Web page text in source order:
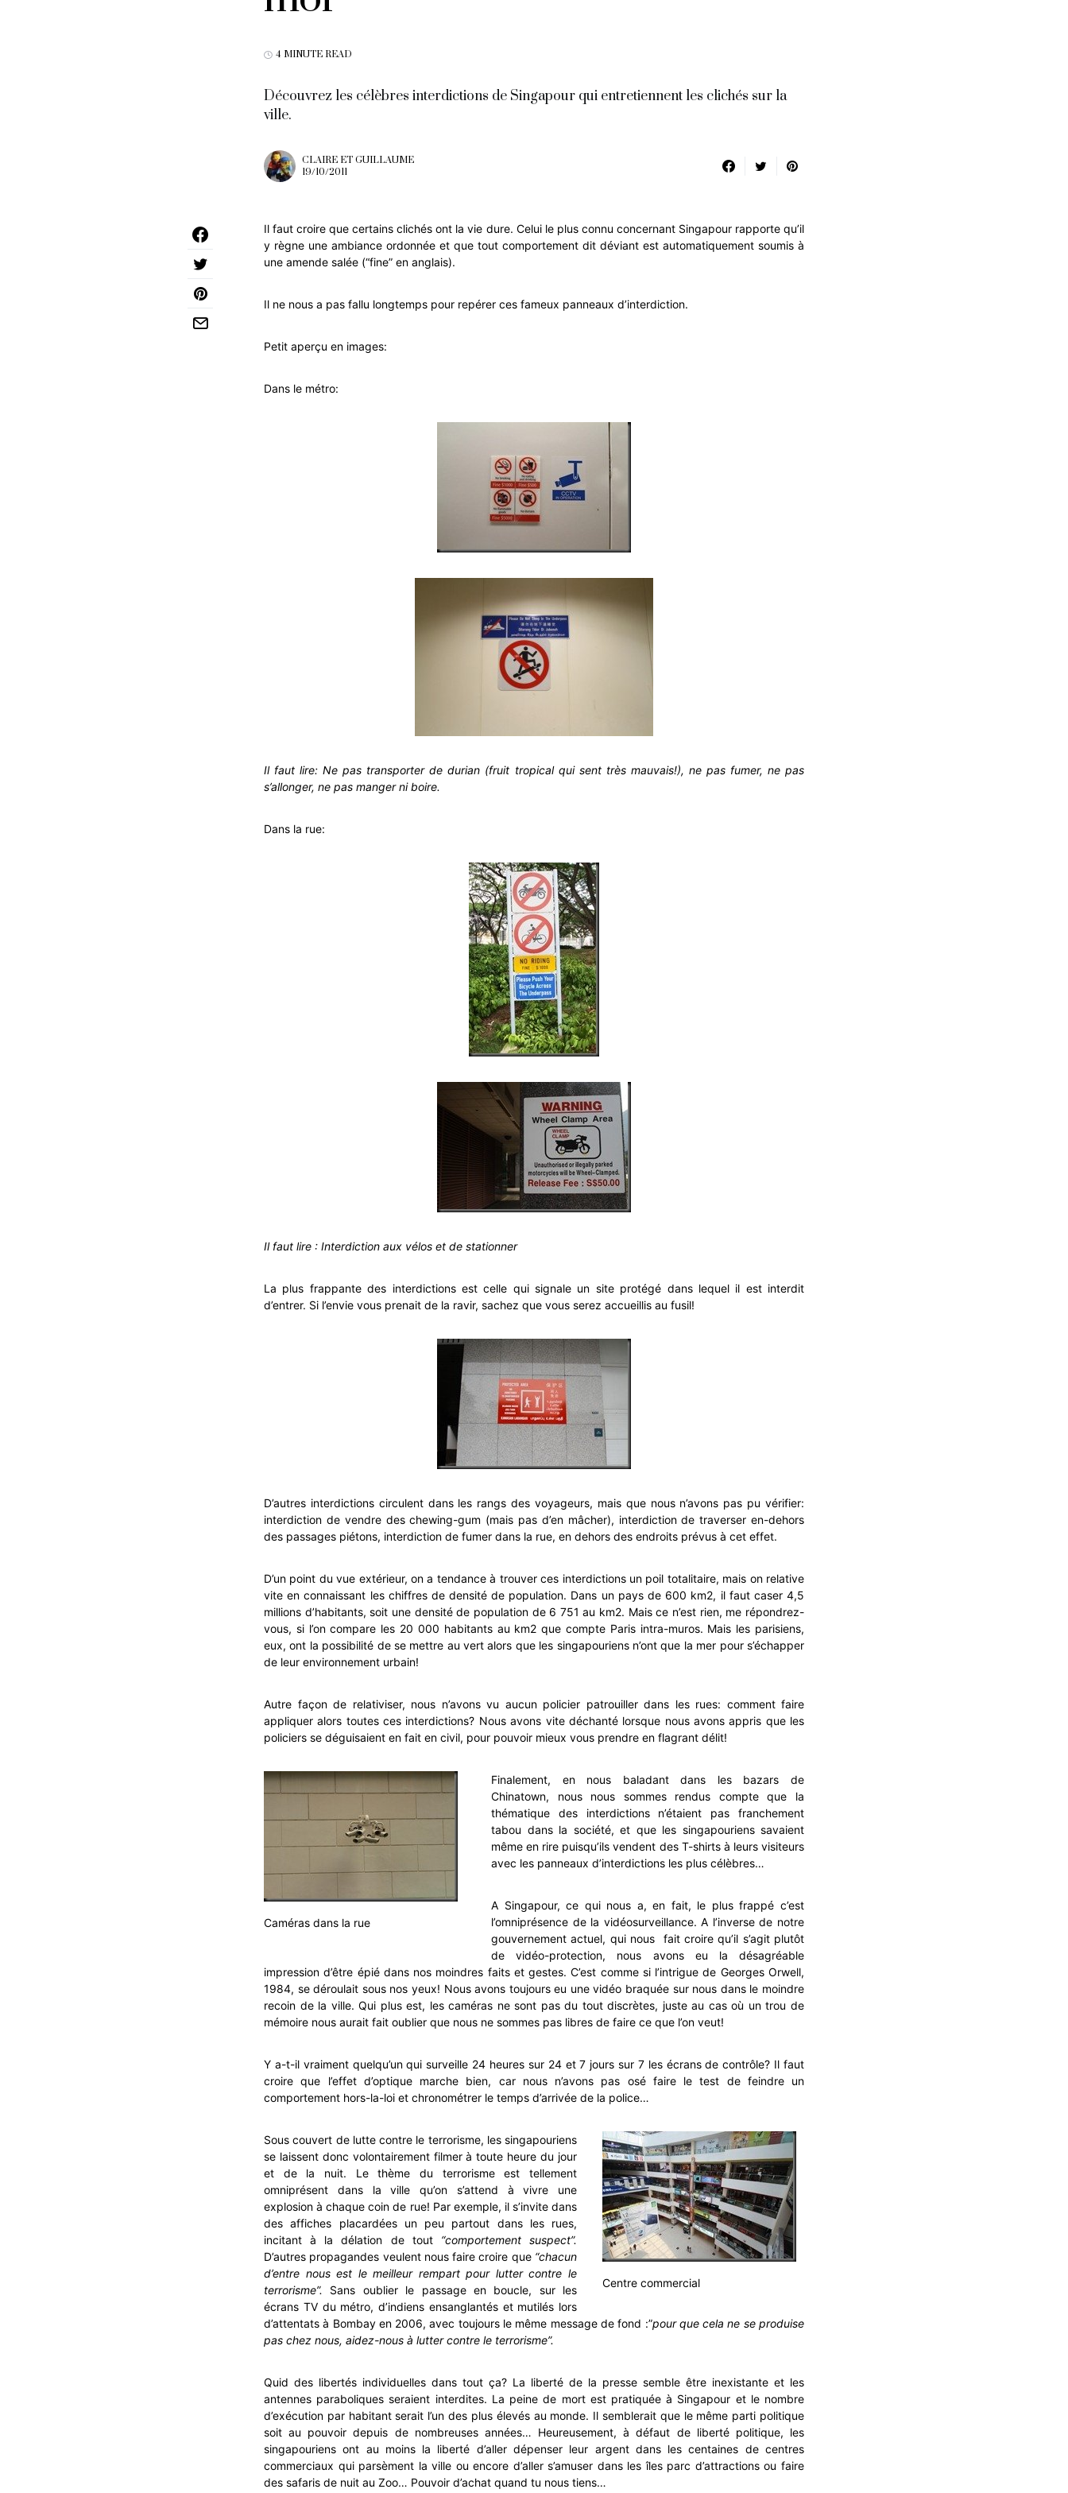
4 MINUTE READ
Découvrez les célèbres interdictions de Singapour qui entretiennent les clichés sur la
ville.
CLAIRE ET GUILLAUME
19/10/2011
Il faut croire que certains clichés ont la vie dure. Celui le plus connu concernant Singapour rapporte qu’il
y règne une ambiance ordonnée et que tout comportement dit déviant est automatiquement soumis à
une amende salée (“fine” en anglais).
Il ne nous a pas fallu longtemps pour repérer ces fameux panneaux d’interdiction.
Petit aperçu en images:
Dans le métro:
Il faut lire: Ne pas transporter de durian (fruit tropical qui sent très mauvais!), ne pas fumer, ne pas
s’allonger, ne pas manger ni boire.
Dans la rue:
Il faut lire : Interdiction aux vélos et de stationner
La plus frappante des interdictions est celle qui signale un site protégé dans lequel il est interdit
d’entrer. Si l’envie vous prenait de la ravir, sachez que vous serez accueillis au fusil!
D’autres interdictions circulent dans les rangs des voyageurs, mais que nous n’avons pas pu vérifier:
interdiction de vendre des chewing-gum (mais pas d’en mâcher), interdiction de traverser en-dehors
des passages piétons, interdiction de fumer dans la rue, en dehors des endroits prévus à cet effet.
D’un point du vue extérieur, on a tendance à trouver ces interdictions un poil totalitaire, mais on relative
vite en connaissant les chiffres de densité de population. Dans un pays de 600 km2, il faut caser 4,5
millions d’habitants, soit une densité de population de 6 751 au km2. Mais ce n’est rien, me répondrez-
vous, si l’on compare les 20 000 habitants au km2 que compte Paris intra-muros. Mais les parisiens,
eux, ont la possibilité de se mettre au vert alors que les singapouriens n’ont que la mer pour s’échapper
de leur environnement urbain!
Autre façon de relativiser, nous n’avons vu aucun policier patrouiller dans les rues: comment faire
appliquer alors toutes ces interdictions? Nous avons vite déchanté lorsque nous avons appris que les
policiers se déguisaient en fait en civil, pour pouvoir mieux vous prendre en flagrant délit!
Caméras dans la rue
Finalement, en nous baladant dans les bazars de
Chinatown, nous nous sommes rendus compte que la
thématique des interdictions n’étaient pas franchement
tabou dans la société, et que les singapouriens savaient
même en rire puisqu’ils vendent des T-shirts à leurs visiteurs
avec les panneaux d’interdictions les plus célèbres…
A Singapour, ce qui nous a, en fait, le plus frappé c’est
l’omniprésence de la vidéosurveillance. A l’inverse de notre
gouvernement actuel, qui nous fait croire qu’il s’agit plutôt
de vidéo-protection, nous avons eu la désagréable
impression d’être épié dans nos moindres faits et gestes. C’est comme si l’intrigue de Georges Orwell,
1984, se déroulait sous nos yeux! Nous avons toujours eu une vidéo braquée sur nous dans le moindre
recoin de la ville. Qui plus est, les caméras ne sont pas du tout discrètes, juste au cas où un trou de
mémoire nous aurait fait oublier que nous ne sommes pas libres de faire ce que l’on veut!
Y a-t-il vraiment quelqu’un qui surveille 24 heures sur 24 et 7 jours sur 7 les écrans de contrôle? Il faut
croire que l’effet d’optique marche bien, car nous n’avons pas osé faire le test de feindre un
comportement hors-la-loi et chronométrer le temps d’arrivée de la police…
Centre commercial
Sous couvert de lutte contre le terrorisme, les singapouriens
se laissent donc volontairement filmer à toute heure du jour
et de la nuit. Le thème du terrorisme est tellement
omniprésent dans la ville qu’on s’attend à vivre une
explosion à chaque coin de rue! Par exemple, il s’invite dans
des affiches placardées un peu partout dans les rues,
incitant à la délation de tout“comportement suspect”.
D’autres propagandes veulent nous faire croire que “chacun
d’entre nous est le meilleur rempart pour lutter contre le
terrorisme”.
Sans oublier le passage en boucle, sur les
écrans TV du métro, d’indiens ensanglantés et mutilés lors
d’attentats à Bombay en 2006, avec toujours le même message de fond :”pour que cela ne se produise
pas chez nous, aidez-nous à lutter contre le terrorisme”.
Quid des libertés individuelles dans tout ça? La liberté de la presse semble être inexistante et les
antennes paraboliques seraient interdites. La peine de mort est pratiquée à Singapour et le nombre
d’exécution par habitant serait l’un des plus élevés au monde. Il semblerait que le même parti politique
soit au pouvoir depuis de nombreuses années… Heureusement, à défaut de liberté politique, les
singapouriens ont au moins la liberté d’aller dépenser leur argent dans les centaines de centres
commerciaux qui parsèment la ville ou encore d’aller s’amuser dans les îles parc d’attractions ou faire
des safaris de nuit au Zoo… Pouvoir d’achat quand tu nous tiens…